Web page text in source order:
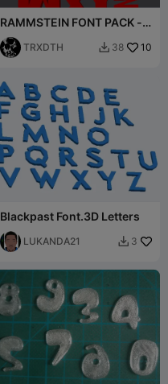
RAMMSTEIN FONT PACK -
ALPHABET
TRXDTH  38 10
Blackpast Font.3D Letters
LUKANDA21  3